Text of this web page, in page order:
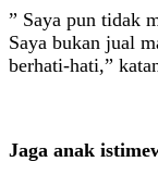
” Saya pun tidak
Saya bukan jual
berhati-hati,”
Jaga anak